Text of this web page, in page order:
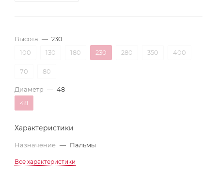
Высота — 230
100
130 180 230 280 350 400
70 80
Диаметр — 48
48
Характеристики
Назначение — Пальмы
Все характеристики